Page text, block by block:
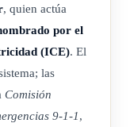
funciones que la
y recursos humanos,
manejo de
, quien actúa
por el
(ICE). El
las
Comisión
9-1-1,